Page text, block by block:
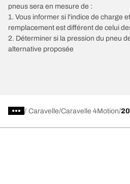
pneus sera en mesure de :
1. Vous informer si l'indice de charge
remplacement est différent de celui
2. Déterminer si la pression du pneu
alternative proposée
/ Caravelle Caravelle 4Motion